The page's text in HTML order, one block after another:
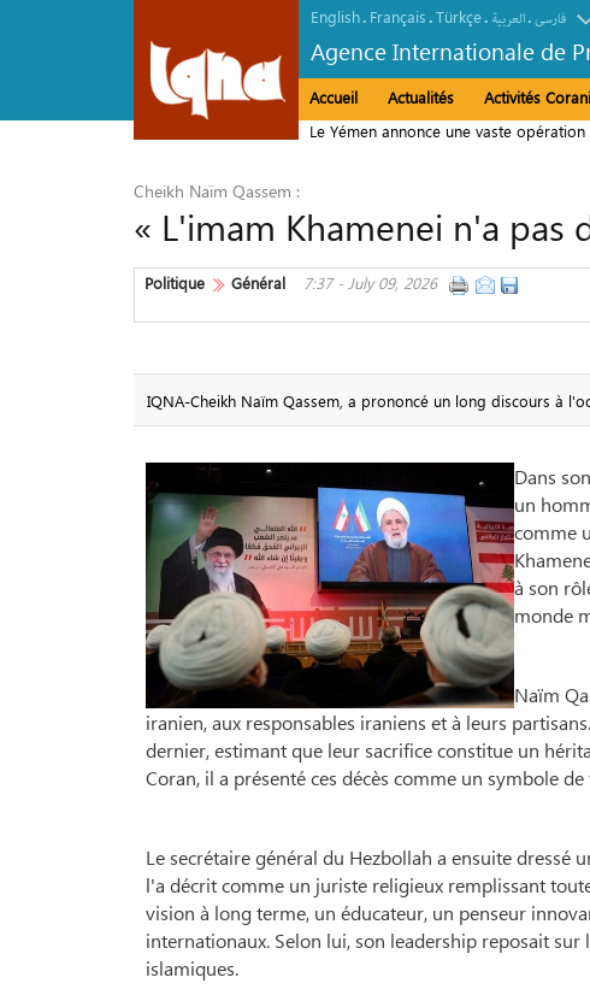
English. Français.Türkçe. العربیة.فارسی
Agence Internationale de
Accueil Actualités Activités
Le Yémen annonce une vaste
Cheikh Naïm Qassem :
« L'imam Khamenei n'a
Politique Général 7:37 - July 09, 2026
IQNA-Cheikh Naïm Qassem, a prononcé un long discours à
Dans
un
comme
à son
monde
Naïm
iranien, aux responsables iraniens et à leurs
dernier, estimant que leur sacrifice constitue un
Coran, il a présenté ces décès comme un symbole
Le secrétaire général du Hezbollah a ensuite
l'a décrit comme un juriste religieux remplissant
vision à long terme, un éducateur, un penseur
internationaux. Selon lui, son leadership reposait
islamiques.